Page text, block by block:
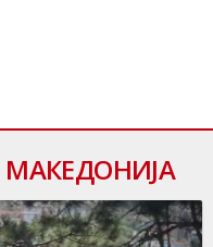
МАКЕДОНИЈА